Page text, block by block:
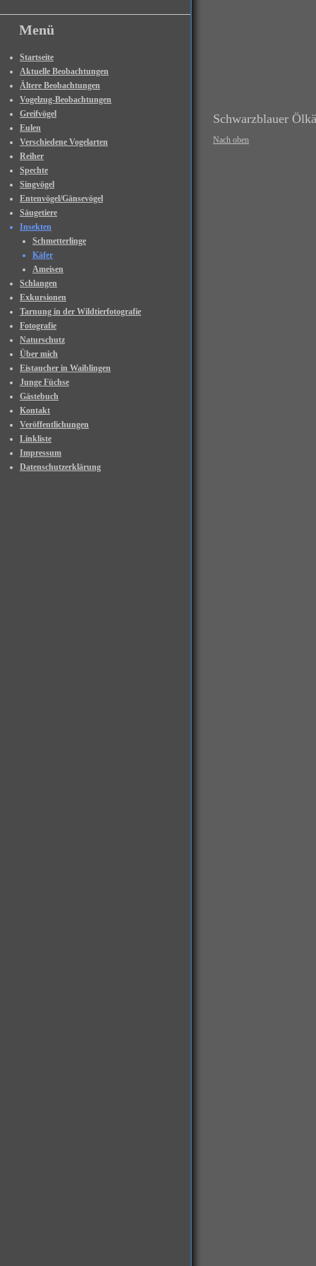
Menü
Startseite
Aktuelle Beobachtungen
Ältere Beobachtungen
Vogelzug-Beobachtungen
Greifvögel
Eulen
Verschiedene Vogelarten
Reiher
Spechte
Singvögel
Entenvögel/Gänsevögel
Säugetiere
Insekten
Schmetterlinge
Käfer
Ameisen
Schlangen
Exkursionen
Tarnung in der Wildtierfotografie
Fotografie
Naturschutz
Über mich
Eistaucher in Waiblingen
Junge Füchse
Gästebuch
Kontakt
Veröffentlichungen
Linkliste
Impressum
Datenschutzerklärung
Schwarzblauer
Nach oben